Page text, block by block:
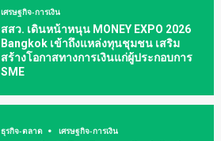
เศรษฐกิจ-การเงิน
สสว. เดินหน้าหนุน MONEY EXPO 2026
Bangkok เข้าถึงแหล่งทุนชุมชน เสริม
สร้างโอกาสทางการเงินแก่ผู้ประกอบการ
SME
ธุรกิจ-ตลาด เศรษฐกิจ-การเงิน